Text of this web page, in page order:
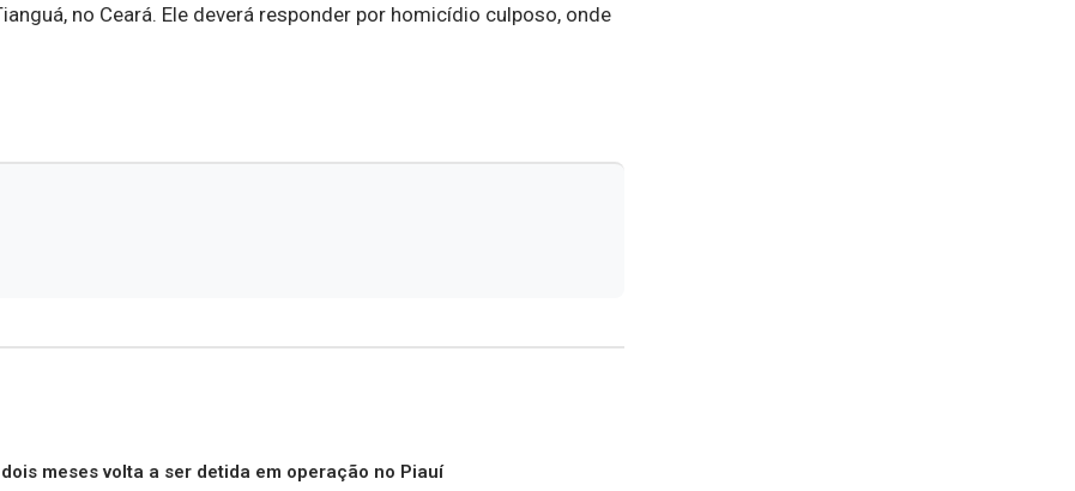
no Ceará. Ele deverá responder por homicídio culposo, onde
meses volta a ser detida em operação no Piauí